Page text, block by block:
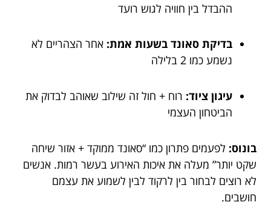
ההבדל בין חוויה לגוש רועד
בדיקת סאונד בשעות אמת: אחר הצהריים לא
נשמע כמו 2 בלילה
עיגון ציוד: רוח + חול זה שילוב שאוהב לבדוק את
הביטחון העצמי
בונוס: לפעמים פתרון כמו “סאונד ממוקד + אזור שיחה
שקט יותר” מעלה את איכות האירוע בעשר רמות. אנשים
לא רוצים לבחור בין לרקוד לבין לשמוע את עצמם
חושבים.